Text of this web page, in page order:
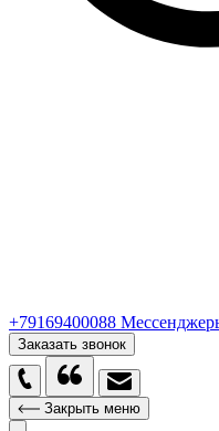
+79169400088
Заказать звонок
Закрыть меню